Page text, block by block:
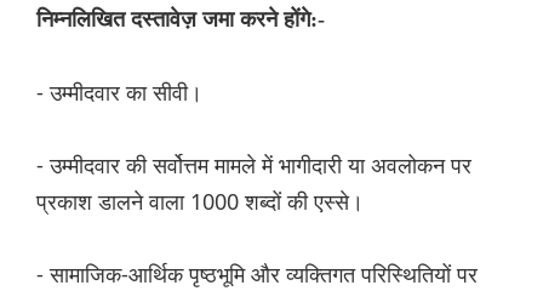
निम्नलिखित दस्तावेज़ जमा करने होंगे:-
- उम्मीदवार का सीवी।
- उम्मीदवार की सर्वोत्तम मामले में भागीदारी या अवलोकन पर
प्रकाश डालने वाला 1000 शब्दों की एस्से।
- सामाजिक-आर्थिक पृष्ठभूमि और व्यक्तिगत परिस्थितियों पर